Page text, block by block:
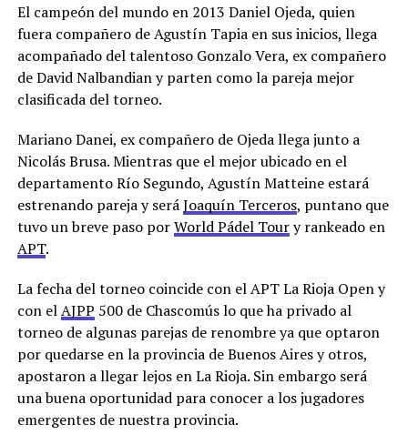
El campeón del mundo en 2013 Daniel Ojeda, quien
fuera compañero de Agustín Tapia en sus inicios, llega
acompañado del talentoso Gonzalo Vera, ex compañero
de David Nalbandian y parten como la pareja mejor
clasificada del torneo.
Mariano Danei, ex compañero de Ojeda llega junto a
Nicolás Brusa. Mientras que el mejor ubicado en el
departamento Río Segundo, Agustín Matteine estará
estrenando pareja y seráJoaquín Terceros, puntano que
tuvo un breve paso porWorld Pádel Toury rankeado en
APT.
La fecha del torneo coincide con el APT La Rioja Open y
con elAJPP 500 de Chascomús lo que ha privado al
torneo de algunas parejas de renombre ya que optaron
por quedarse en la provincia de Buenos Aires y otros,
apostaron a llegar lejos en La Rioja. Sin embargo será
una buena oportunidad para conocer a los jugadores
emergentes de nuestra provincia.